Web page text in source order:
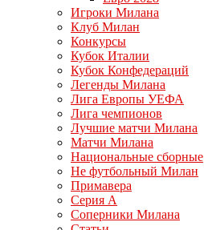
Игроки Милана
Клуб Милан
Конкурсы
Кубок Италии
Кубок Конфедераций
Легенды Милана
Лига Европы УЕФА
Лига чемпионов
Лучшие матчи Милана
Матчи Милана
Национальные сборные
Не футбольный Милан
Примавера
Серия А
Соперники Милана